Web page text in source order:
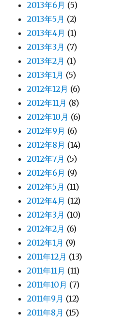
2013年6月 (5)
2013年5月 (2)
2013年4月 (1)
2013年3月 (7)
2013年2月 (1)
2013年1月 (5)
2012年12月 (6)
2012年11月 (8)
2012年10月 (6)
2012年9月 (6)
2012年8月 (14)
2012年7月 (5)
2012年6月 (9)
2012年5月 (11)
2012年4月 (12)
2012年3月 (10)
2012年2月 (6)
2012年1月 (9)
2011年12月 (13)
2011年11月 (11)
2011年10月 (7)
2011年9月 (12)
2011年8月 (15)